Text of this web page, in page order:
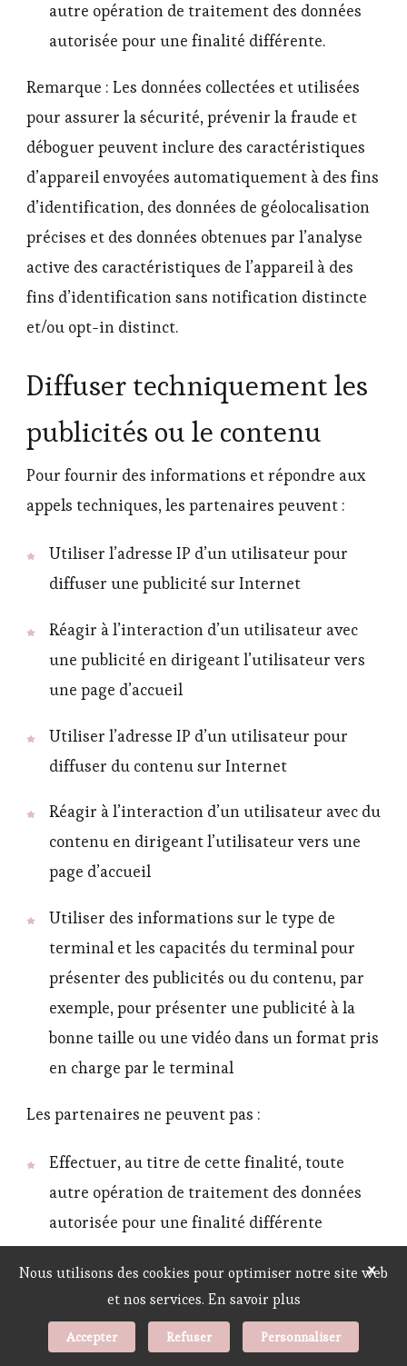
autre opération de traitement des données
autorisée pour une finalité différente.
Remarque : Les données collectées et utilisées
pour assurer la sécurité, prévenir la fraude et
déboguer peuvent inclure des caractéristiques
d’appareil envoyées automatiquement à des fins
d’identification, des données de géolocalisation
précises et des données obtenues par l’analyse
active des caractéristiques de l’appareil à des
fins d’identification sans notification distincte
et/ou opt-in distinct.
Diffuser techniquement les
publicités ou le contenu
Pour fournir des informations et répondre aux
appels techniques, les partenaires peuvent :
Utiliser l’adresse IP d’un utilisateur pour
diffuser une publicité sur Internet
Réagir à l’interaction d’un utilisateur avec
une publicité en dirigeant l’utilisateur vers
une page d’accueil
Utiliser l’adresse IP d’un utilisateur pour
diffuser du contenu sur Internet
Réagir à l’interaction d’un utilisateur avec du
contenu en dirigeant l’utilisateur vers une
page d’accueil
Utiliser des informations sur le type de
terminal et les capacités du terminal pour
présenter des publicités ou du contenu, par
exemple, pour présenter une publicité à la
bonne taille ou une vidéo dans un format pris
en charge par le terminal
Les partenaires ne peuvent pas :
Effectuer, au titre de cette finalité, toute
autre opération de traitement des données
autorisée pour une finalité différente
Relier différents terminaux
Les partenaires peuvent :
×
Nous utilisons des cookies pour optimiser notre site web
et nos services. En savoir plus
Accepter Refuser Personnaliser